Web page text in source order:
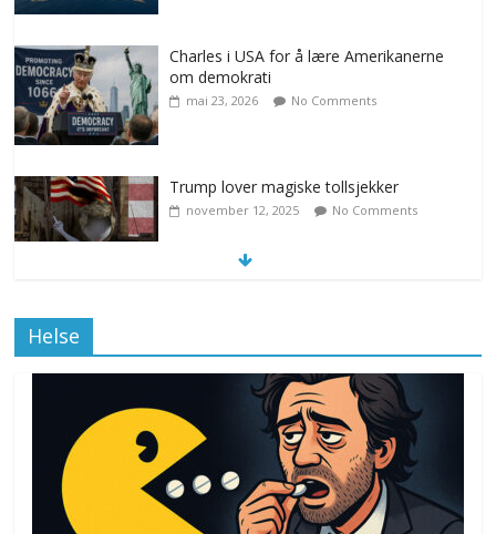
Charles i USA for å lære Amerikanerne
om demokrati
mai 23, 2026 No Comments
Trump lover magiske tollsjekker
november 12, 2025 No Comments
Drone stopper flytrafikken i Stockholm,
ekspert mistenker MDG
november 6, 2025 No Comments
Helse